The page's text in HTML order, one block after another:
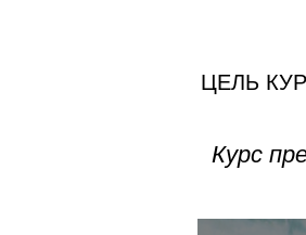
ЦЕЛЬ
Курс